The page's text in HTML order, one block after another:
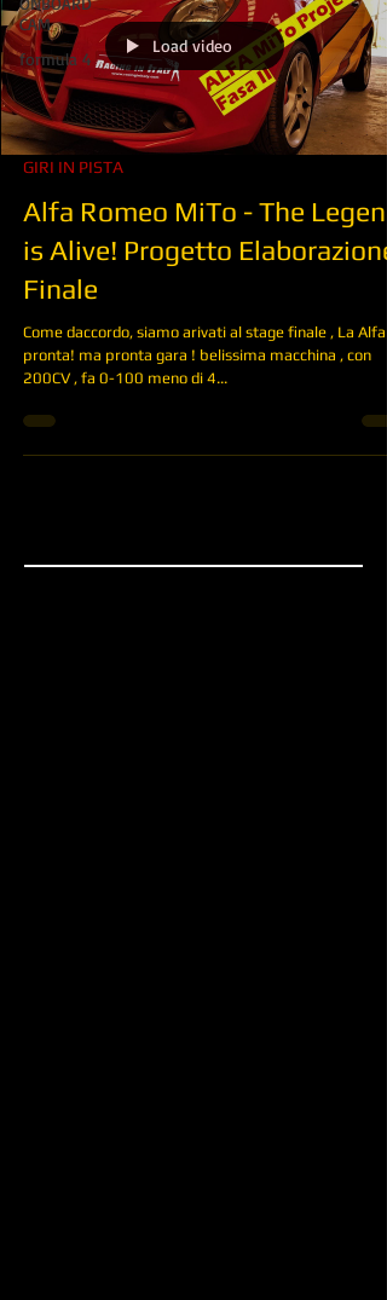
CAM
formula 4
Load video
GIRI IN PISTA
Alfa Romeo MiTo - The Legend
is Alive! Progetto Elaborazione
Finale
Come daccordo, siamo arivati al stage finale , La Alfa
pronta! ma pronta gara ! belissima macchina , con
200CV , fa 0-100 meno di 4...